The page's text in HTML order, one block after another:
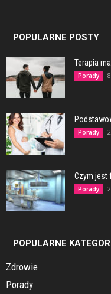
POPULARNE POSTY
Terapia
Porady
Porady
Czym jest
Porady
POPULARNE
Zdrowie
Porady